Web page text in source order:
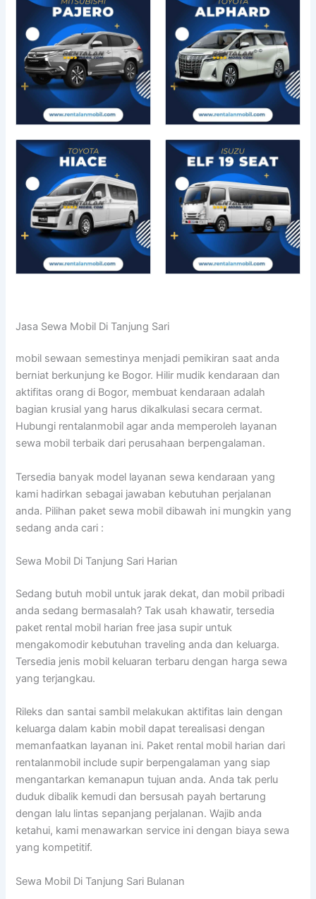
Jasa Sewa Mobil Di Tanjung Sari
mobil sewaan semestinya menjadi pemikiran saat anda
berniat berkunjung ke Bogor. Hilir mudik kendaraan dan
aktifitas orang di Bogor, membuat kendaraan adalah
bagian krusial yang harus dikalkulasi secara cermat.
Hubungi rentalanmobil agar anda memperoleh layanan
sewa mobil terbaik dari perusahaan berpengalaman.
Tersedia banyak model layanan sewa kendaraan yang
kami hadirkan sebagai jawaban kebutuhan perjalanan
anda. Pilihan paket sewa mobil dibawah ini mungkin yang
sedang anda cari :
Sewa Mobil Di Tanjung Sari Harian
Sedang butuh mobil untuk jarak dekat, dan mobil pribadi
anda sedang bermasalah? Tak usah khawatir, tersedia
paket rental mobil harian free jasa supir untuk
mengakomodir kebutuhan traveling anda dan keluarga.
Tersedia jenis mobil keluaran terbaru dengan harga sewa
yang terjangkau.
Rileks dan santai sambil melakukan aktifitas lain dengan
keluarga dalam kabin mobil dapat terealisasi dengan
memanfaatkan layanan ini. Paket rental mobil harian dari
rentalanmobil include supir berpengalaman yang siap
mengantarkan kemanapun tujuan anda. Anda tak perlu
duduk dibalik kemudi dan bersusah payah bertarung
dengan lalu lintas sepanjang perjalanan. Wajib anda
ketahui, kami menawarkan service ini dengan biaya sewa
yang kompetitif.
Sewa Mobil Di Tanjung Sari Bulanan